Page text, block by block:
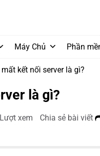
Máy Chủ Phần
kết nối server là gì?
là gì?
xem Chia sẻ bài viết